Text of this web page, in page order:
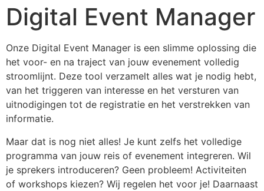
Digital Event Manager
Onze Digital Event Manager is een slimme oplossing die
het voor- en na traject van jouw evenement volledig
stroomlijnt. Deze tool verzamelt alles wat je nodig hebt,
van het triggeren van interesse en het versturen van
uitnodigingen tot de registratie en het verstrekken van
informatie.
Maar dat is nog niet alles! Je kunt zelfs het volledige
programma van jouw reis of evenement integreren. Wil
je sprekers introduceren? Geen probleem! Activiteiten
of workshops kiezen? Wij regelen het voor je! Daarnaast